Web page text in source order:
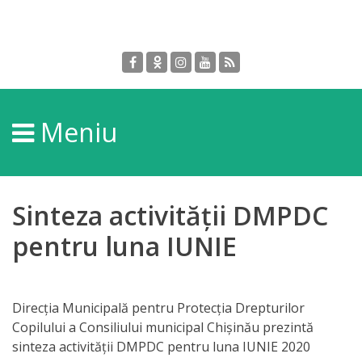
DGPDC
Informații
despre
Subdiviziuni/Servicii
Strategia
Meniu
Sinteza activității DMPDC
pentru luna IUNIE
Direcţia Municipală pentru Protecţia Drepturilor
Copilului a Consiliului municipal Chișinău prezintă
sinteza activității DMPDC pentru luna IUNIE 2020